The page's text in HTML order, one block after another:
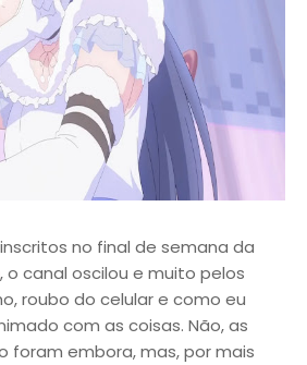
no final de semana da
, o canal oscilou e muito pelos
roubo do celular e como eu
com as coisas. Não, as
foram embora, mas, por mais